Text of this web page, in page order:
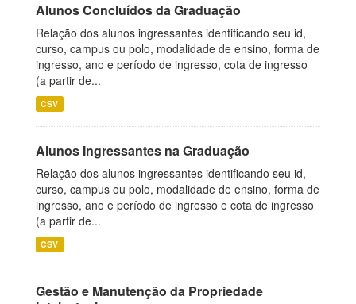
Alunos Concluídos da Graduação
Relação dos alunos ingressantes identificando seu id,
curso, campus ou polo, modalidade de ensino, forma de
ingresso, ano e período de ingresso, cota de ingresso
(a partir de...
CSV
Alunos Ingressantes na Graduação
Relação dos alunos ingressantes identificando seu id,
curso, campus ou polo, modalidade de ensino, forma de
ingresso, ano e período de ingresso e cota de ingresso
(a partir de...
CSV
Gestão e Manutenção da Propriedade